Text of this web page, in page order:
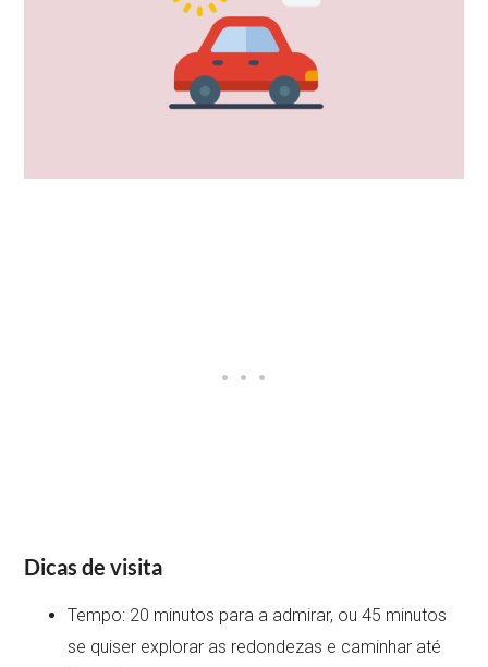
Dicas de visita
Tempo: 20 minutos para a admirar, ou 45 minutos
se quiser explorar as redondezas e caminhar até